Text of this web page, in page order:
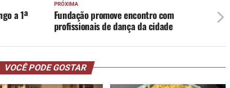
PRÓXIMA
Fundação promove encontro com
profissionais de dança da cidade
a 1ª
VOCÊ PODE GOSTAR